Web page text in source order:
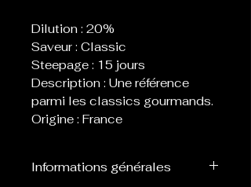
Dilution : 20%
Saveur : Classic
Steepage : 15 jours
Description : Une référence
parmi les classics gourmands.
Origine : France
Informations générales